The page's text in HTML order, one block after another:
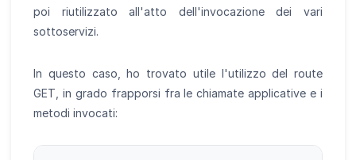
poi riutilizzato all'atto dell'invocazione dei vari
sottoservizi.
In questo caso, ho trovato utile l'utilizzo del route
GET, in grado frapporsi fra le chiamate applicative e i
metodi invocati: